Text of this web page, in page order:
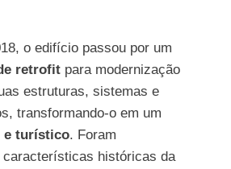
o edifício passou por um
retrofitpara modernização
estruturas, sistemas e
transformando-o em um
e turístico. Foram
características históricas da